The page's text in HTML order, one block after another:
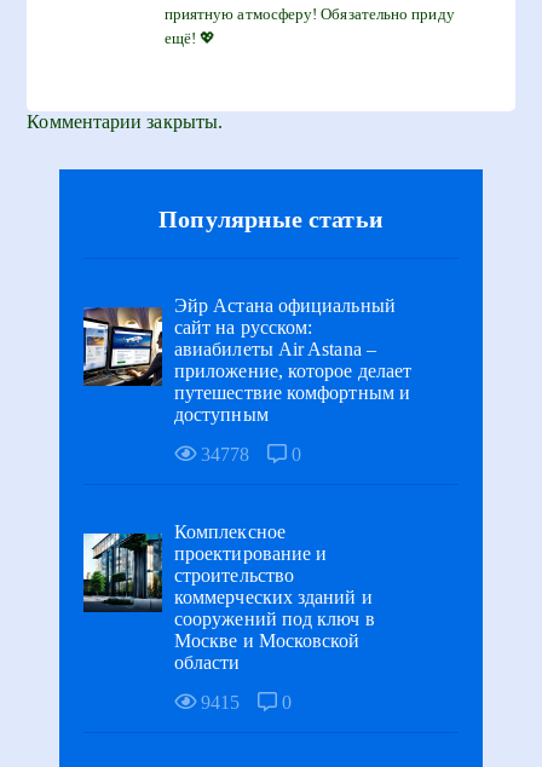
приятную атмосферу! Обязательно приду
ещё! 💖
Комментарии закрыты.
Популярные статьи
Эйр Астана официальный
сайт на русском:
авиабилеты Air Astana –
приложение, которое делает
путешествие комфортным и
доступным
34778
0
Комплексное
проектирование и
строительство
коммерческих зданий и
сооружений под ключ в
Москве и Московской
области
9415
0